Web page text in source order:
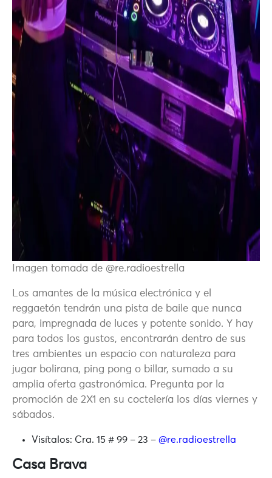
Imagen tomada de @re.radioestrella
Los amantes de la música electrónica y el
reggaetón tendrán una pista de baile que nunca
para, impregnada de luces y potente sonido. Y hay
para todos los gustos, encontrarán dentro de sus
tres ambientes un espacio con naturaleza para
jugar bolirana, ping pong o billar, sumado a su
amplia oferta gastronómica. Pregunta por la
promoción de 2X1 en su coctelería los días viernes y
sábados.
Visítalos: Cra. 15 # 99 – 23 – @re.radioestrella
Casa Brava